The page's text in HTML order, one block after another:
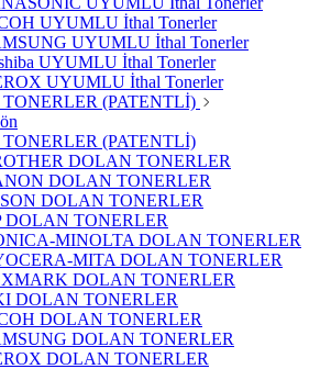
UYUMLU İthal Tonerler
UYUMLU İthal Tonerler
UYUMLU İthal Tonerler
UYUMLU İthal Tonerler
(PATENTLİ)
(PATENTLİ)
DOLAN TONERLER
DOLAN TONERLER
DOLAN TONERLER
DOLAN TONERLER
MINOLTA DOLAN TONERLER
MITA DOLAN TONERLER
DOLAN TONERLER
DOLAN TONERLER
DOLAN TONERLER
DOLAN TONERLER
DOLAN TONERLER